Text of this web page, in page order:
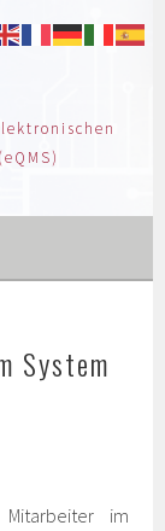
System
im